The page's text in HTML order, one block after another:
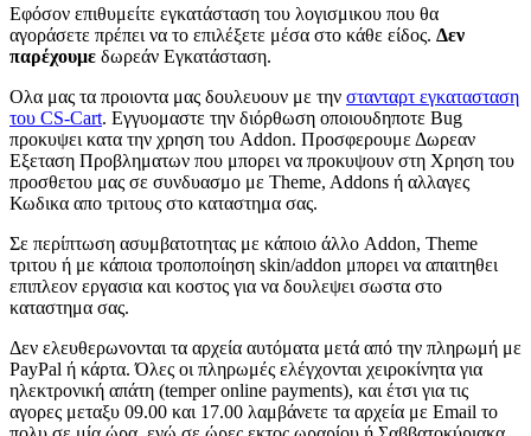
Εφόσον επιθυμείτε εγκατάσταση του λογισμικου που θα
αγοράσετε πρέπει να το επιλέξετε μέσα στο κάθε είδος. Δεν
παρέχουμε δωρεάν Εγκατάσταση.
Ολα μας τα προιοντα μας δουλευουν με την στανταρτ εγκατασταση
του CS-Cart. Εγγυομαστε την διόρθωση οποιουδηποτε Bug
προκυψει κατα την χρηση του Addon. Προσφερουμε Δωρεαν
Εξεταση Προβληματων που μπορει να προκυψουν στη Χρηση του
προσθετου μας σε συνδυασμο με Theme, Addons ή αλλαγες
Κωδικα απο τριτους στο καταστημα σας.
Σε περίπτωση ασυμβατοτητας με κάποιο άλλο Addon, Theme
τριτου ή με κάποια τροποπoίηση skin/addon μπορει να απαιτηθει
επιπλεον εργασια και κοστος για να δουλεψει σωστα στο
καταστημα σας.
Δεν ελευθερωνονται τα αρχεία αυτόματα μετά από την πληρωμή με
PayPal ή κάρτα. Όλες οι πληρωμές ελέγχονται χειροκίνητα για
ηλεκτρονική απάτη (temper online payments), και έτσι για τις
αγορες μεταξυ 09.00 και 17.00 λαμβάνετε τα αρχεία με Email το